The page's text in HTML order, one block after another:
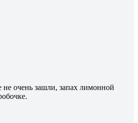
очень зашли, запах лимонной